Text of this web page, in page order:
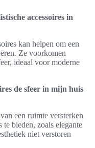
accessoires in
kan helpen om een
Ze voorkomen
ideaal voor moderne
de sfeer in mijn huis
een ruimte versterken
te bieden, zoals elegante
niet verstoren